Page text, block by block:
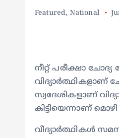
Featured, National
നീറ്റ് പരീക്ഷാ
വിദ്യാർത്ഥികളാണ്
സ്വദേശികളാണ്
കിട്ടിയെന്നാണ്
വീദ്യാർത്ഥികൾ‌